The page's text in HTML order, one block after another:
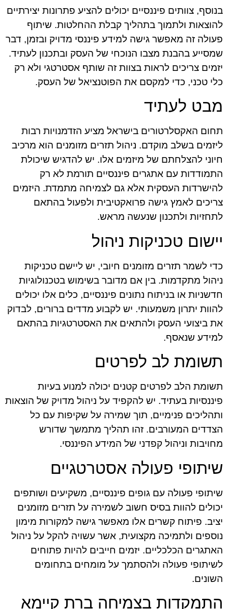
בנוסף, צוותים פיננסיים יכולים להציע פתרונות יצירתיים
להוצאות ולתמוך בתהליך קבלת ההחלטות. שיתוף
פעולה זה מאפשר גישה למידע פיננסי מדויק ובזמן, דבר
שמסייע בהבנת מצבו הנוכחי של העסק ובתכנון לעתיד.
יזמים צריכים לראות בצוות זה שותף אסטרטגי ולא רק
כלי טכני, כדי למקסם את הפוטנציאל של העסק.
מבט לעתיד
תחום האקסלרטורים בישראל מציע הזדמנויות רבות
ליזמים בשלב מוקדם. ניהול תזרים מזומנים הוא מרכיב
חיוני להצלחתם של מיזמים אלו. יש להדגיש שיכולת
התמודדות עם אתגרים פיננסיים תורמת לא רק
להישרדות העסקית אלא גם לצמיחה מתמדת. היזמים
צריכים לאמץ גישה פרואקטיבית ולפעול בהתאם
לתחזיות ולתכנון שנעשה מראש.
יישום טכניקות ניהול
כדי לשמר תזרים מזומנים חיובי, יש ליישם טכניקות
ניהול מתקדמות. בין אם מדובר בשימוש בטכנולוגיות
חדשניות או בניתוח נתונים פיננסיים, כלים אלו יכולים
להוות יתרון משמעותי. יש לקבוע מדדים ברורים, לבדוק
את ביצועי העסק ולהתאים את האסטרטגיות בהתאם
למידע שנאסף.
תשומת לב לפרטים
תשומת הלב לפרטים קטנים יכולה למנוע בעיות
פיננסיות בעתיד. יש להקפיד על ניהול מדויק של הוצאות
ותהליכים פנימיים, תוך שמירה על שקיפות עם כל
הצדדים המעורבים. זהו תהליך מתמשך שדורש
מחויבות וניהול קפדני של המידע הפיננסי.
שיתופי פעולה אסטרטגיים
שיתופי פעולה עם גופים פיננסיים, משקיעים ושותפים
יכולים להוות בסיס חשוב לשמירה על תזרים מזומנים
יציב. פיתוח קשרים אלו מאפשר גישה למקורות מימון
נוספים ולתמיכה מקצועית, אשר עשויה להקל על ניהול
האתגרים הכלכליים. יזמים חייבים להיות פתוחים
לשיתופי פעולה ולהסתמך על מומחים בתחומים
השונים.
התמקדות בצמיחה ברת קיימא